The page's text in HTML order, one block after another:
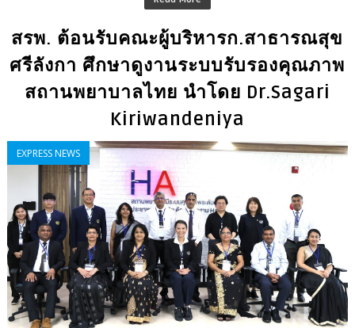
สรพ. ต้อนรับคณะผู้บริหารก.สาธารณสุข
ศรีลังกา ศึกษาดูงานระบบรับรองคุณภาพ
สถานพยาบาลไทย นำโดย Dr.Sagari
Kiriwandeniya
EXPRESS NEWS